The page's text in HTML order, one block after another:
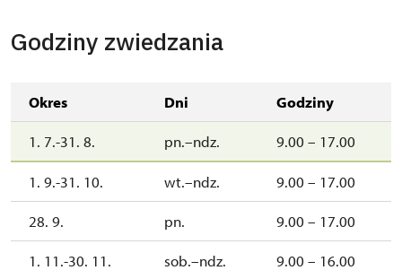
Godziny zwiedzania
Okres Dni Godziny
1. 7.-31. 8. pn.–ndz. 9.00 – 17.00
1. 9.-31. 10. wt.–ndz. 9.00 – 17.00
28. 9. pn. 9.00 – 17.00
1. 11.-30. 11. sob.–ndz. 9.00 – 16.00